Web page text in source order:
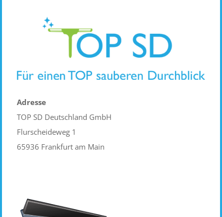
Adresse
TOP SD Deutschland GmbH
Flurscheideweg 1
65936 Frankfurt am Main